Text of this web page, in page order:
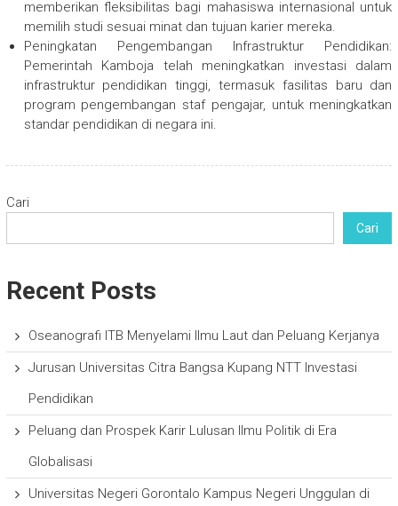
memberikan fleksibilitas bagi mahasiswa internasional untuk
memilih studi sesuai minat dan tujuan karier mereka.
Peningkatan Pengembangan Infrastruktur Pendidikan:
Pemerintah Kamboja telah meningkatkan investasi dalam
infrastruktur pendidikan tinggi, termasuk fasilitas baru dan
program pengembangan staf pengajar, untuk meningkatkan
standar pendidikan di negara ini.
Cari
Cari
Recent Posts
Oseanografi ITB Menyelami Ilmu Laut dan Peluang Kerjanya
Jurusan Universitas Citra Bangsa Kupang NTT Investasi
Pendidikan
Peluang dan Prospek Karir Lulusan Ilmu Politik di Era
Globalisasi
Universitas Negeri Gorontalo Kampus Negeri Unggulan di